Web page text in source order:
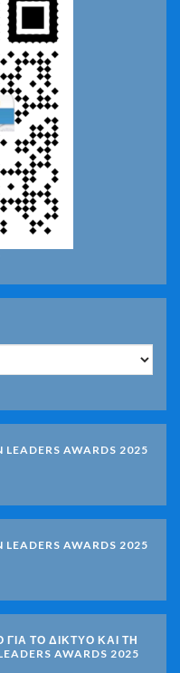
AWARDS 2025
AWARDS 2025
ΤΟ ΔΙΚΤΥΟ ΚΑΙ ΤΗ
AWARDS 2025